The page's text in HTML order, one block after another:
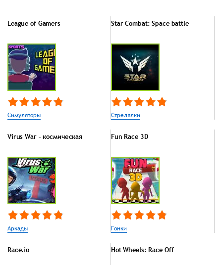
League of Gamers
Симуляторы
Star Combat: Space battle
Стрелялки
Virus War - космическая
Аркады
Fun Race 3D
Гонки
Race.io Hot Wheels: Race Off